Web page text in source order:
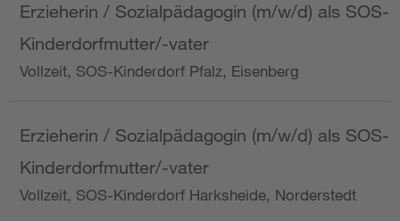
Erzieherin / Sozialpädagogin (m/w/d) als SOS-
Kinderdorfmutter/-vater
Vollzeit, SOS-Kinderdorf Pfalz, Eisenberg
Erzieherin / Sozialpädagogin (m/w/d) als SOS-
Kinderdorfmutter/-vater
Vollzeit, SOS-Kinderdorf Harksheide, Norderstedt